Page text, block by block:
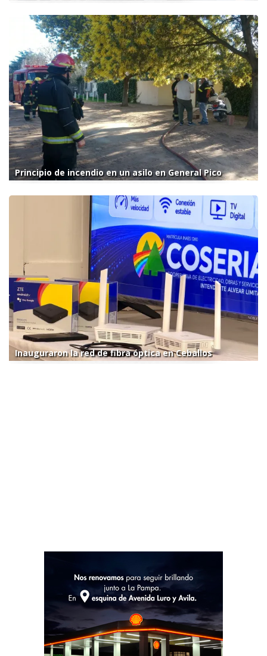
Principio de incendio en un asilo en General Pico
Inauguraron la red de fibra óptica en Ceballos